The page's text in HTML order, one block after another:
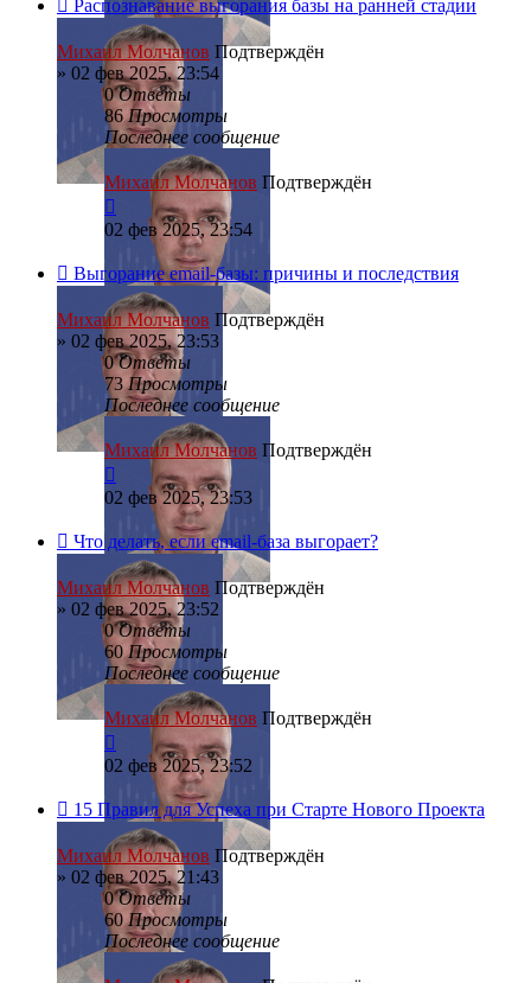
Распознавание выгорания базы на ранней стадии
Михаил Молчанов Подтверждён
» 02 фев 2025, 23:54
0Ответы
86Просмотры
Последнее сообщение
Михаил Молчанов Подтверждён
02 фев 2025, 23:54
Выгорание email-базы: причины и последствия
Михаил Молчанов Подтверждён
» 02 фев 2025, 23:53
0Ответы
73Просмотры
Последнее сообщение
Михаил Молчанов Подтверждён
02 фев 2025, 23:53
Что делать, если email-база выгорает?
Михаил Молчанов Подтверждён
» 02 фев 2025, 23:52
0Ответы
60Просмотры
Последнее сообщение
Михаил Молчанов Подтверждён
02 фев 2025, 23:52
15 Правил для Успеха при Старте Нового Проекта
Михаил Молчанов Подтверждён
» 02 фев 2025, 21:43
0Ответы
60Просмотры
Последнее сообщение